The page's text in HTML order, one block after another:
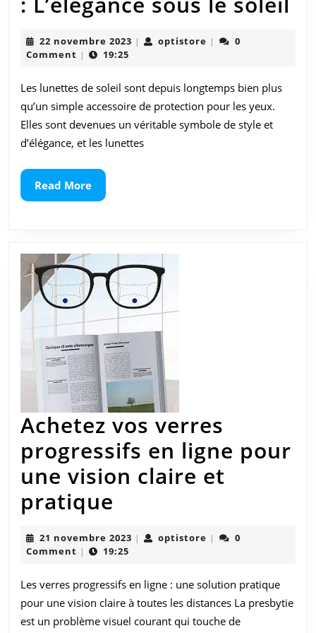
22 novembre 2023 22| optistore optistore
|
0
Comment | 19:25
Les lunettes de soleil sont depuis longtemps bien plus
qu’un simple accessoire de protection pour les yeux.
Elles sont devenues un véritable symbole de style et
d’élégance, et les lunettes
Read MoreRead
More
Achetez vos verres
progressifs en ligne pour
une vision claire et
pratique
vos
verres
progressifs
en
21 novembre 2023 21| optistore optistore
|
0
Comment | 19:25
Les verres progressifs en ligne : une solution pratique
pour une vision claire à toutes les distances La presbytie
est un problème visuel courant qui touche de